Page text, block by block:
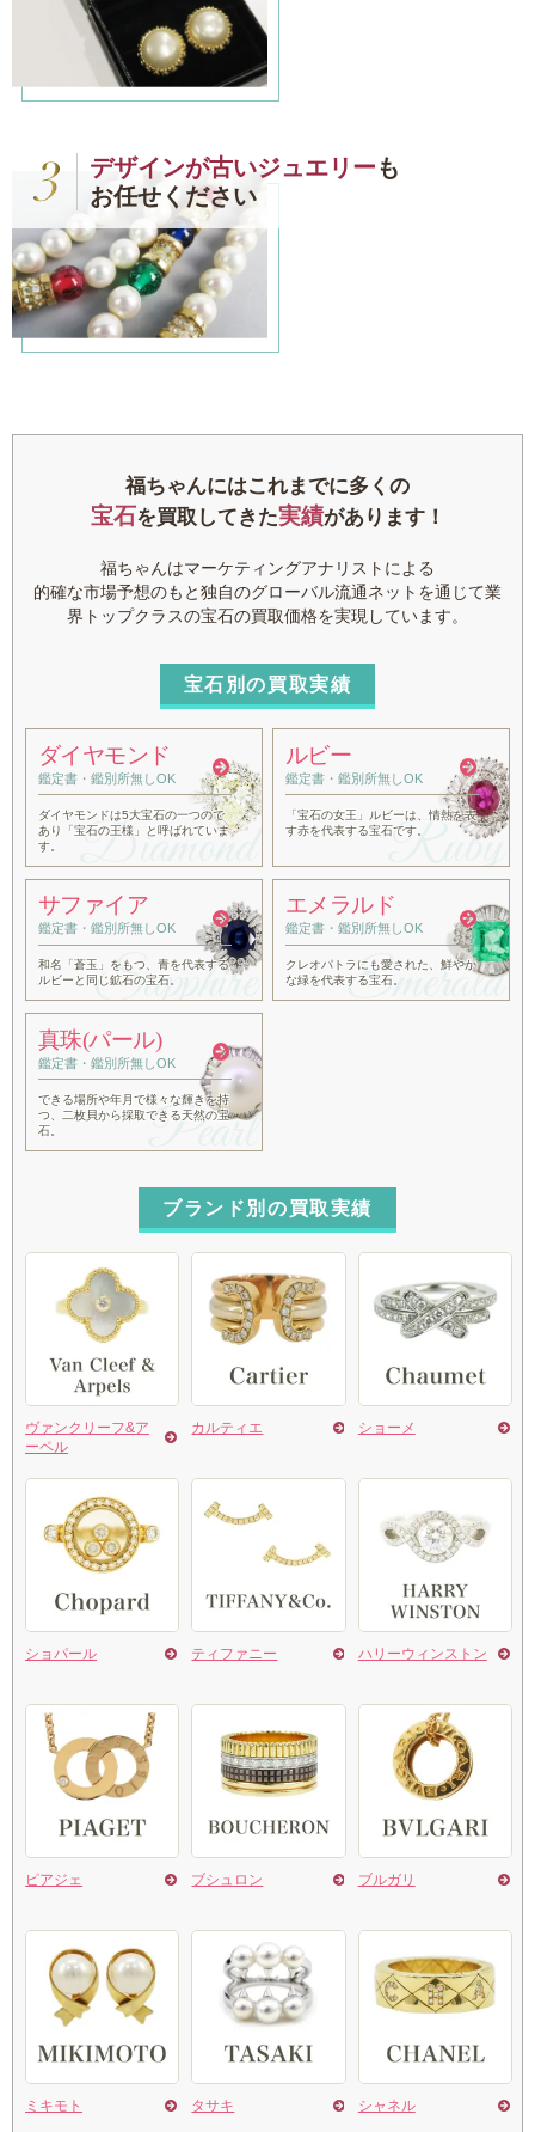
デザインが古いジュエリーも
お任せください
福ちゃんにはこれまでに多くの
宝石を買取してきた実績があります！
福ちゃんはマーケティングアナリストによる
的確な市場予想のもと独自のグローバル流通ネットを通じて業
界トップクラスの宝石の買取価格を実現しています。
宝石別の買取実績
ダイヤモンド
鑑定書・ 鑑別所無しOK
ダイヤモンドは5大宝石の一つので
あり「宝石の王様」と呼ばれていま
す。
ルビー
鑑定書・ 鑑別所無しOK
「宝石の女王」ルビーは、 情熱を表
す赤を代表する宝石です。
サファイア
鑑定書・ 鑑別所無しOK
和名「蒼玉」をもつ、青を代表する
ルビーと同じ鉱石の宝石。
エメラルド
鑑定書・ 鑑別所無しOK
クレオパトラにも愛された、 鮮やか
な緑を代表する宝石。
真珠(パール)
鑑定書・ 鑑別所無しOK
できる場所や年月で様々な輝きを持
つ、
二枚貝から採取できる天然の宝
石。
ブランド別の買取実績
ヴァンクリーフ&ア
ーペル
カルティエ ショーメ
ショパール ティファニー ハリーウィンストン
ピアジェ ブシュロン ブルガリ
ミキモト タサキ シャネル